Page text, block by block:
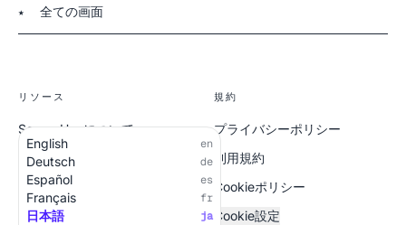
★ 全ての画面
リソース
ScreenHueについて
全ての画面
規約
プライバシーポリシー
利用規約
Cookieポリシー
Cookie設定
English en
Deutsch de
Español es
Français fr
日本語 ja